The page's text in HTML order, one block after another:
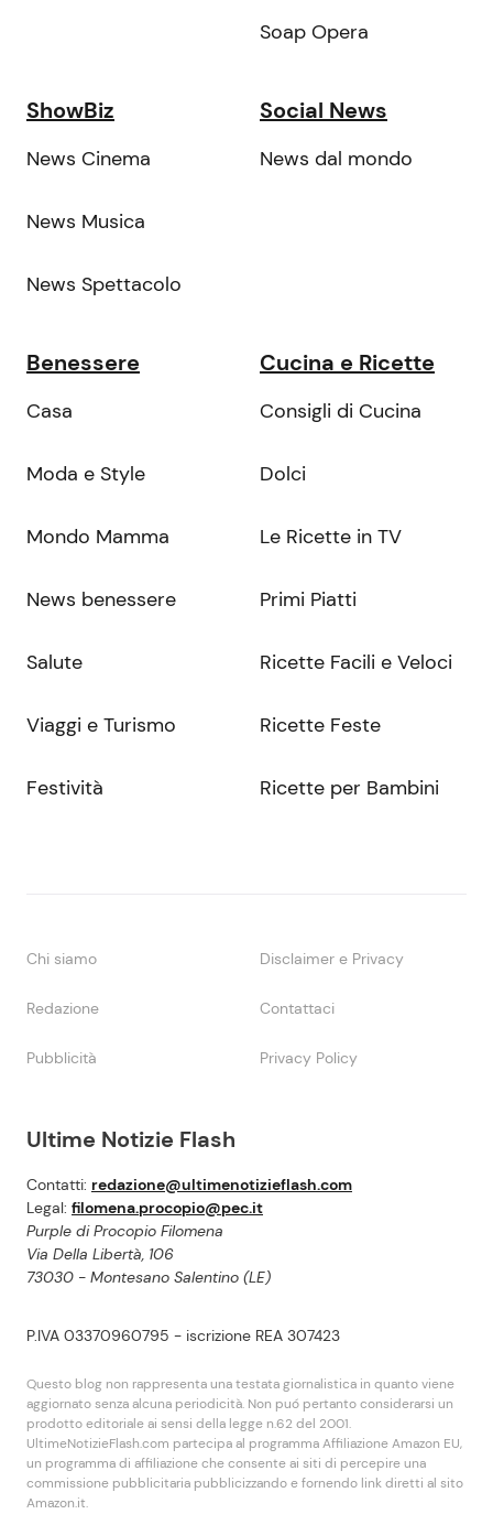
Ultime Notizie Flash
Contatti: redazione@ultimenotizieflash.com
Legal: filomena.procopio@pec.it
Purple di Procopio Filomena
Via Della Libertà, 106
73030 - Montesano Salentino (LE)
P.IVA 03370960795 - iscrizione REA 307423
Questo blog non rappresenta una testata giornalistica in quanto viene
aggiornato senza alcuna periodicità. Non puó pertanto considerarsi un
prodotto editoriale ai sensi della legge n.62 del 2001.
UltimeNotizieFlash.com partecipa al programma Affiliazione Amazon EU,
un programma di affiliazione che consente ai siti di percepire una
commissione pubblicitaria pubblicizzando e fornendo link diretti al sito
Amazon.it.
Soap Opera
ShowBiz
News Cinema
News Musica
News Spettacolo
Social News
News dal mondo
Benessere
Casa
Moda e Style
Mondo Mamma
News benessere
Salute
Viaggi e Turismo
Festività
Cucina e Ricette
Consigli di Cucina
Dolci
Le Ricette in TV
Primi Piatti
Ricette Facili e Veloci
Ricette Feste
Ricette per Bambini
Chi siamo Disclaimer e Privacy
Redazione Contattaci
Pubblicità Privacy Policy